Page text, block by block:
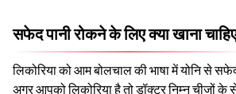
सफेद पानी रोकने के लिए क्या खाना
लिकोरिया को आम बोलचाल की भाषा में योनि से
अगर आपको लिकोरिया है तो डॉक्टर निम्न चीजों